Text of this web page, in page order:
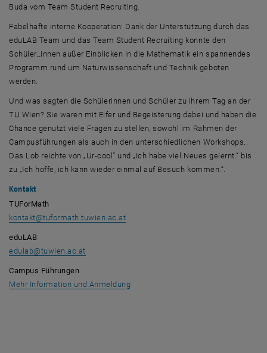
Buda vom Team Student Recruiting
Fabelhafte interne Kooperation: Dank der Unterstützung durch das
eduLAB Team und dasTeam Student Recruiting konnte den
Schüler_innen außer Einblicken in die Mathematik ein spannendes
Programm rund um Naturwissenschaft und Technik geboten
werden.
Und was sagten die Schülerinnen und Schüler zu ihrem Tag an der
TU Wien? Sie waren mit Eifer und Begeisterung dabei und haben die
Chance genutzt viele Fragen zu stellen, sowohl im Rahmen der
Campusführungen als auch in den unterschiedlichen Workshops..
Das Lob reichte von „Ur-cool“ und „Ich habe viel Neues gelernt.“ bis
zu „Ich hoffe, ich kann wieder einmal auf Besuch kommen.“.
Kontakt
TUForMath
kontakt@tuformath.tuwien.ac.at
eduLAB
edulab@tuwien.ac.at
Campus Führungen
Mehr Information und Anmeldung